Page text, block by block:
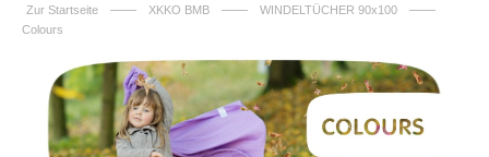
Zur Startseite —— XKKO BMB —— WINDELTÜCHER 90x100 ——
Colours